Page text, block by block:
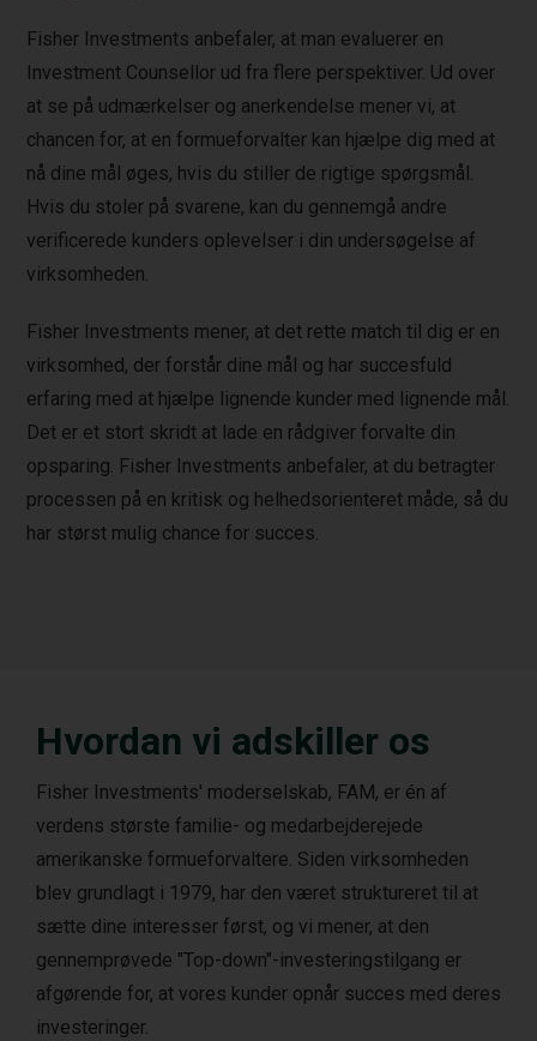
Fisher Investments anbefaler, at man evaluerer en
Investment Counsellor ud fra flere perspektiver. Ud over
at se på udmærkelser og anerkendelse mener vi, at
chancen for, at en formueforvalter kan hjælpe dig med at
nå dine mål øges, hvis du stiller de rigtige spørgsmål.
Hvis du stoler på svarene, kan du gennemgå andre
verificerede kunders oplevelser i din undersøgelse af
virksomheden.
Fisher Investments mener, at det rette match til dig er en
virksomhed, der forstår dine mål og har succesfuld
erfaring med at hjælpe lignende kunder med lignende mål.
Det er et stort skridt at lade en rådgiver forvalte din
opsparing. Fisher Investments anbefaler, at du betragter
processen på en kritisk og helhedsorienteret måde, så du
har størst mulig chance for succes.
Hvordan vi adskiller os
Fisher Investments' moderselskab, FAM, er én af
verdens største familie- og medarbejderejede
amerikanske formueforvaltere. Siden virksomheden
blev grundlagt i 1979, har den været struktureret til at
sætte dine interesser først, og vi mener, at den
gennemprøvede "Top-down"-investeringstilgang er
afgørende for, at vores kunder opnår succes med deres
investeringer.